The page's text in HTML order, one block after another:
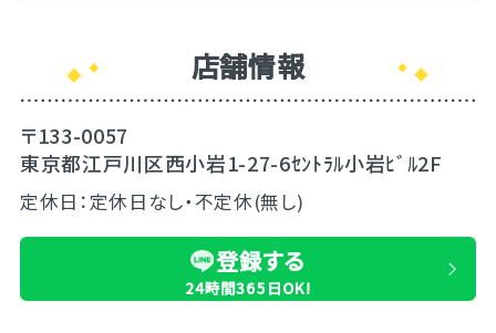
店舗情報
〒133-0057
東京都江戸川区西小岩1-27-6ｾﾝﾄﾗﾙ小岩ﾋﾞﾙ2F
定休日：定休日なし・不定休(無し)
登録する
24時間365日OK!